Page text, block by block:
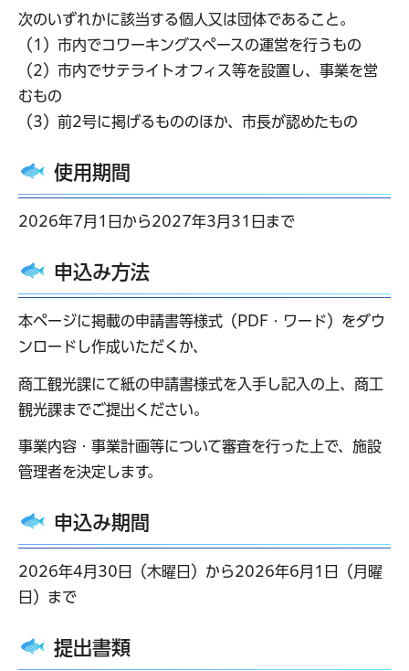
次のいずれかに該当する個人又は団体であること。
（1）市内でコワーキングスペースの運営を行うもの
（2）市内でサテライトオフィス等を設置し、事業を営
むもの
（3）前2号に掲げるもののほか、市長が認めたもの
使用期間
2026年7月1日から2027年3月31日まで
申込み方法
本ページに掲載の申請書等様式（PDF・ワード）をダウ
ンロードし作成いただくか、
商工観光課にて紙の申請書様式を入手し記入の上、商工
観光課までご提出ください。
事業内容・事業計画等について審査を行った上で、施設
管理者を決定します。
申込み期間
2026年4月30日（木曜日）から2026年6月1日（月曜
日）まで
提出書類